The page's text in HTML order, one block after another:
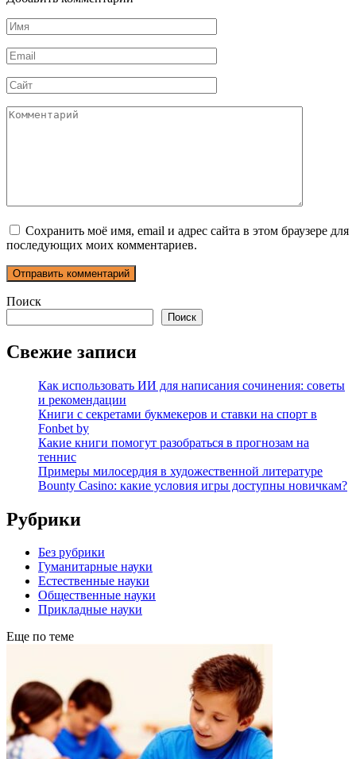
Имя
*
Email
*
Сайт
Комментарий
Сохранить моё имя, email и адрес сайта в этом браузере для
последующих моих комментариев.
Поиск
Поиск
Свежие записи
Как использовать ИИ для написания сочинения: советы
и рекомендации
Книги с секретами букмекеров и ставки на спорт в
Fonbet by
Какие книги помогут разобраться в прогнозам на
теннис
Примеры милосердия в художественной литературе
Bounty Casino: какие условия игры доступны новичкам?
Рубрики
Без рубрики
Гуманитарные науки
Естественные науки
Общественные науки
Прикладные науки
Еще по теме